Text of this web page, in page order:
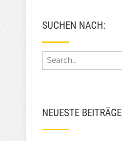
SUCHEN NACH:
NEUESTE BEITRÄGE